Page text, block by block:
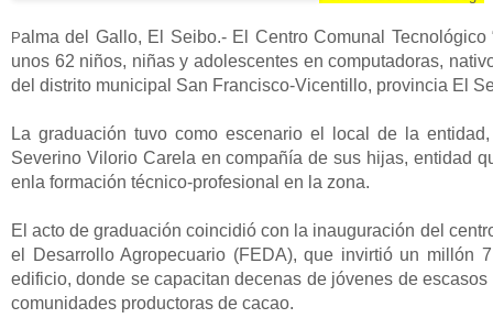
Palma del Gallo, El Seibo.- El Centro Comunal Tecnológico
unos 62 niños, niñas y adolescentes en computadoras,
del distrito municipal San Francisco-Vicentillo, provincia El
La graduación tuvo como escenario el local de la
Severino Vilorio Carela en compañía de sus hijas, entidad
enla formación técnico-profesional en la zona.
El acto de graduación coincidió con la inauguración del
el Desarrollo Agropecuario (FEDA), que invirtió un millón
edificio, donde se capacitan decenas de jóvenes de
comunidades productoras de cacao.